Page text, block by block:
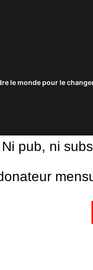
le monde pour le
Ni pub, ni